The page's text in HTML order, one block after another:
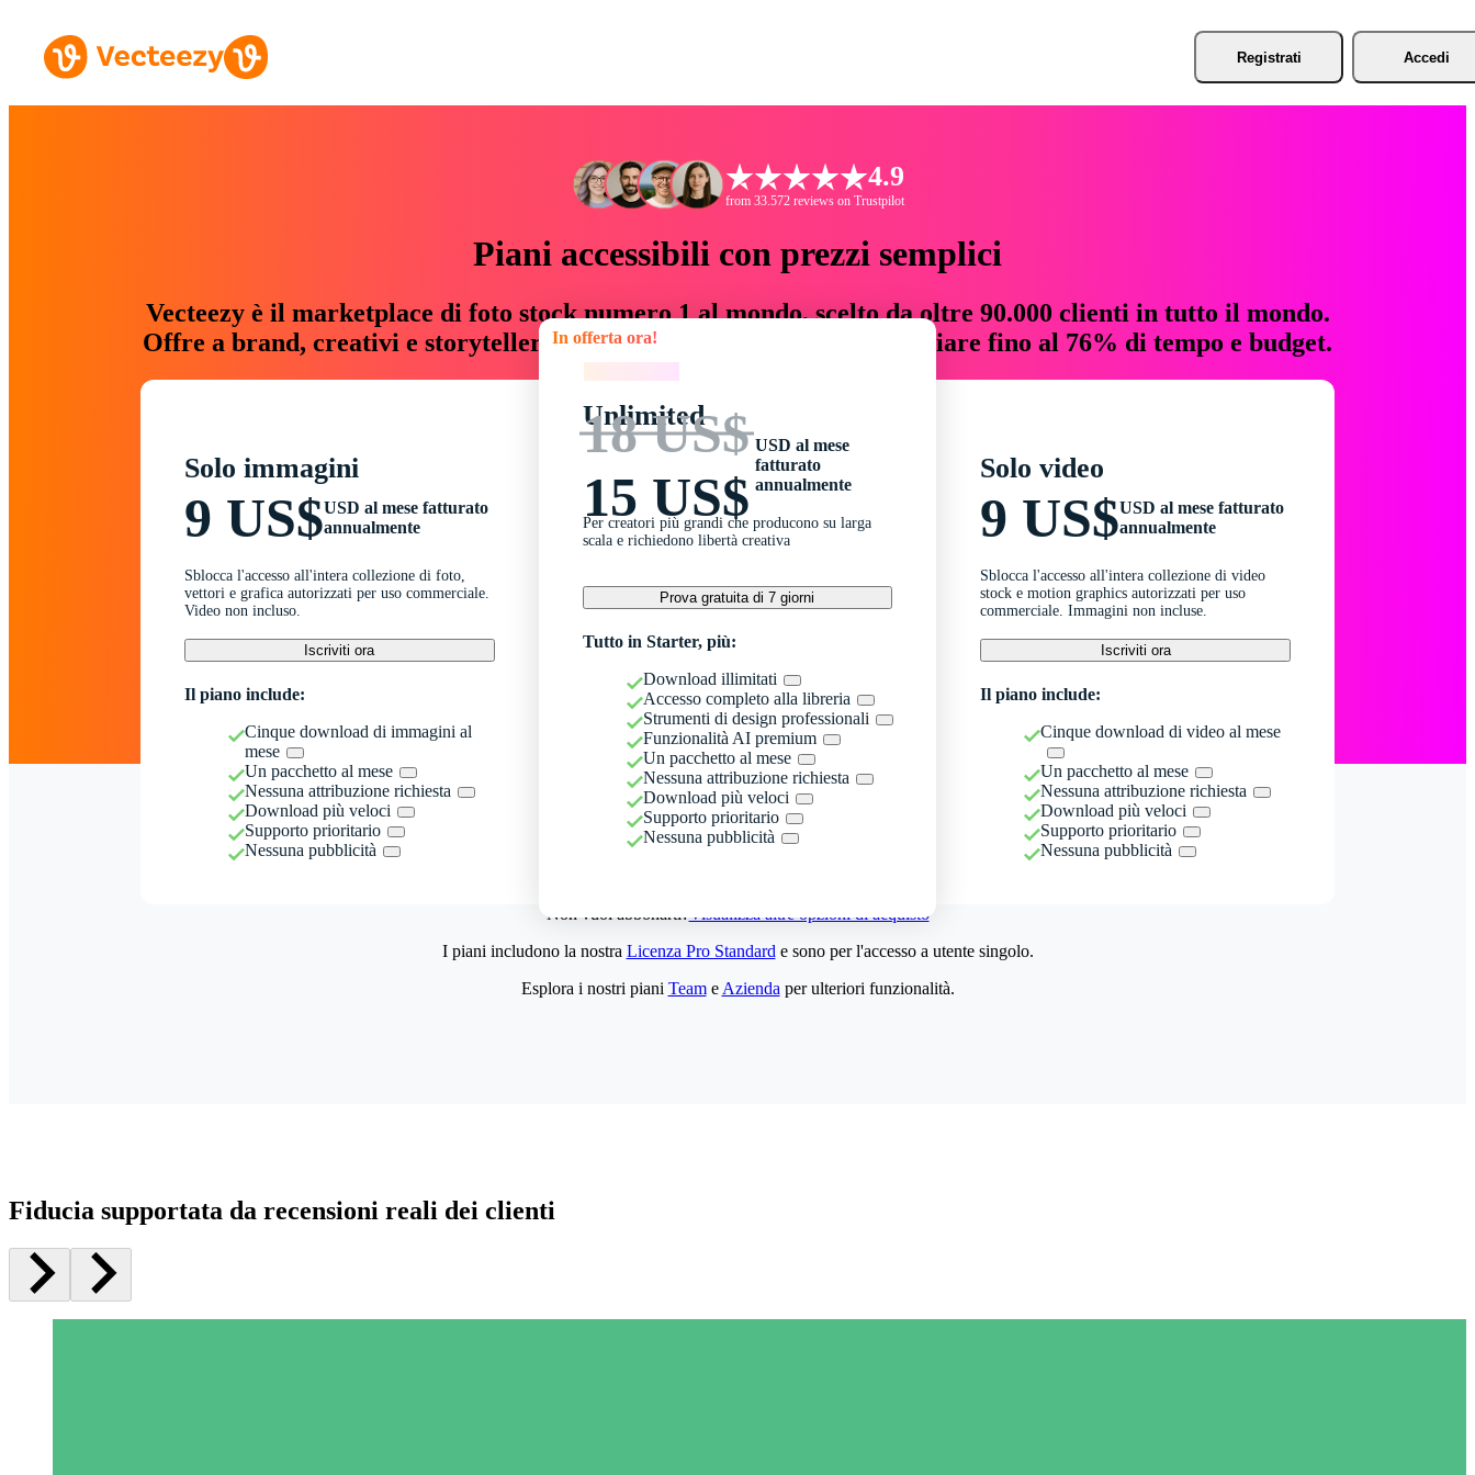
Registrati Accedi
4.9
from 33.572 reviews on Trustpilot
Piani accessibili con prezzi semplici
Vecteezy è il marketplace di foto stock numero 1 al mondo, scelto da oltre 90.000 clienti in tutto il mondo.
Offre a brand, creativi e storyteller risorse creative che fanno risparmiare fino al 76% di tempo e budget.
Solo immagini
9 US$USD al mese fatturato
annualmente
Sblocca l'accesso all'intera collezione di foto,
vettori e grafica autorizzati per uso commerciale.
Video non incluso.
Iscriviti ora
Il piano include:
Cinque download di immagini al
mese
Un pacchetto al mese
Nessuna attribuzione richiesta
Download più veloci
Supporto prioritario
Nessuna pubblicità
In offerta ora!
Unlimited
18 US$
15 US$
USD al mese
fatturato
annualmente
Per creatori più grandi che producono su larga
scala e richiedono libertà creativa
Prova gratuita di 7 giorni
Tutto in Starter, più:
Download illimitati
Accesso completo alla libreria
Strumenti di design professionali
Funzionalità AI premium
Un pacchetto al mese
Nessuna attribuzione richiesta
Download più veloci
Supporto prioritario
Nessuna pubblicità
Solo video
9 US$USD al mese fatturato
annualmente
Sblocca l'accesso all'intera collezione di video
stock e motion graphics autorizzati per uso
commerciale. Immagini non incluse.
Iscriviti ora
Il piano include:
Cinque download di video al mese
Un pacchetto al mese
Nessuna attribuzione richiesta
Download più veloci
Supporto prioritario
Nessuna pubblicità
Non vuoi abbonarti?Visualizza altre opzioni di acquisto
I piani includono la nostra Licenza Pro Standard e sono per l'accesso a utente singolo.
Esplora i nostri piani Teame Azienda per ulteriori funzionalità.
Fiducia supportata da recensioni reali dei clienti